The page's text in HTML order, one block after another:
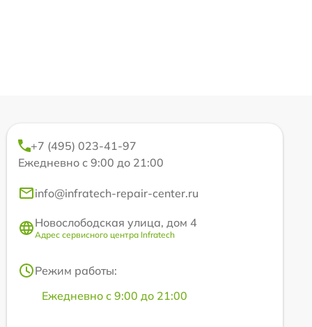
+7 (495) 023-41-97
Ежедневно с 9:00 до 21:00
info@infratech-repair-center.ru
Новослободская улица, дом 4
Адрес сервисного центра Infratech
Режим работы:
Ежедневно с 9:00 до 21:00